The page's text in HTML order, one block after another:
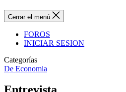
Cerrar el menú
FOROS
INICIAR SESION
Categorías
De Economia